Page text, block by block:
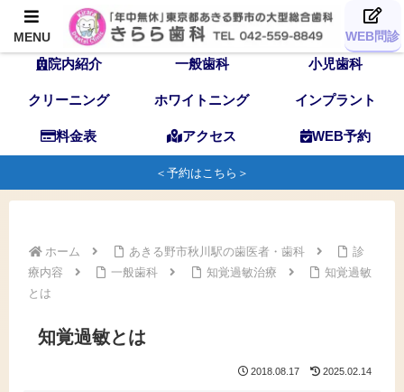
TOP 歯科医師 スタッフ
院内紹介 一般歯科 小児歯科
クリーニング ホワイトニング インプラント
料金表 アクセス WEB予約
＜予約はこちら＞
ホーム あきる野市秋川駅の歯医者・歯科
診
療内容
一般歯科 知覚過敏治療
知覚過敏
とは
知覚過敏とは
2018.08.17 2025.02.14
MENU WEB問診